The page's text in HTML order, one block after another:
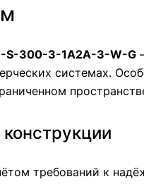
S-300-3-1A2A-3-W-G
системах.
требований к